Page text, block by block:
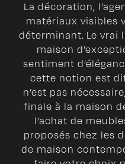
La décoration,
matériaux visibles
déterminant. Le vrai
maison
sentiment
cette notion est
n’est pas
finale à la maison
l’achat de
proposés chez les
de maison